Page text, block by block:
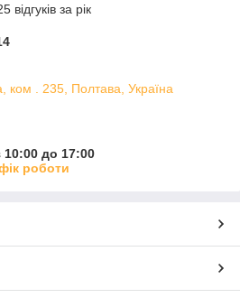
за рік
ком . 235, Полтава, Україна
10:00 до 17:00
роботи